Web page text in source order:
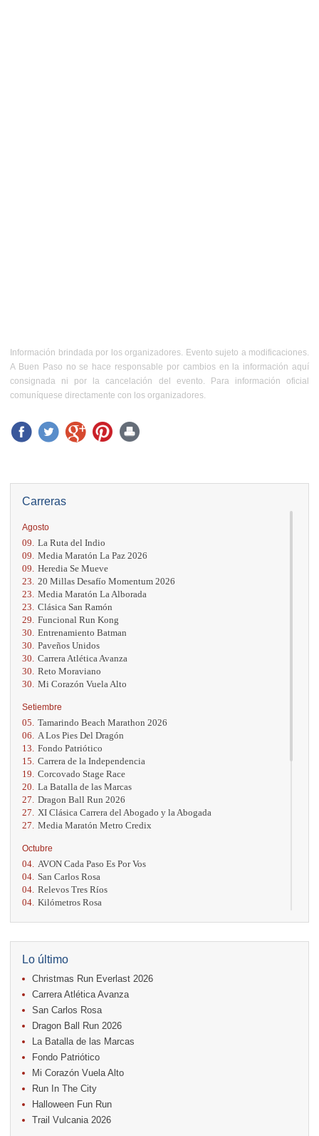
Carreras
Agosto
09. La Ruta del Indio
09. Media Maratón La Paz 2026
09. Heredia Se Mueve
23. 20 Millas Desafío Momentum 2026
23. Media Maratón La Alborada
23. Clásica San Ramón
29. Funcional Run Kong
30. Entrenamiento Batman
30. Paveños Unidos
30. Carrera Atlética Avanza
30. Reto Moraviano
30. Mi Corazón Vuela Alto
Setiembre
05. Tamarindo Beach Marathon 2026
06.
A Los Pies Del Dragón
13. Fondo Patriótico
15. Carrera de la Independencia
19. Corcovado Stage Race
20. La Batalla de las Marcas
27. Dragon Ball Run 2026
27.
XI Clásica Carrera del Abogado y la Abogada
27. Media Maratón Metro Credix
Octubre
04. AVON Cada Paso Es Por Vos
04. San Carlos Rosa
04. Relevos Tres Ríos
04. Kilómetros Rosa
18. Casa Turire Trail Run
18.
Warriors Run Circuit
18. Samsung Jacó Beach Half Marathon 2026
25. KRun by Under Armour
25. Run Alajuela
31.
Halloween Fun Run
Noviembre
08. Lindora Run
15. Entre Pan y Rosas
Diciembre
06. Trail Vulcania 2026
12. Media Maratón Puntarenas 2026
13.
Christmas Run Everlast 2026
Lo último
Christmas Run Everlast 2026
Carrera Atlética Avanza
San Carlos Rosa
Dragon Ball Run 2026
La Batalla de las Marcas
Fondo Patriótico
Mi Corazón Vuela Alto
Run In The City
Halloween Fun Run
Trail Vulcania 2026
Información brindada por los organizadores. Evento sujeto a modificaciones.
A Buen Paso no se hace responsable por cambios en la información aquí
consignada ni por la cancelación del evento. Para información oficial
comuníquese directamente con los organizadores.